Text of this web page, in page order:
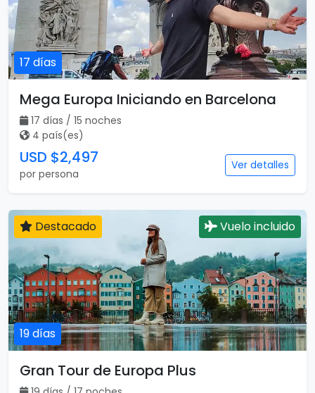
17 días
Mega Europa Iniciando en Barcelona
17 días / 15 noches
4 país(es)
USD $2,497
por persona
Ver detalles
19 días
Destacado Vuelo incluido
Gran Tour de Europa Plus